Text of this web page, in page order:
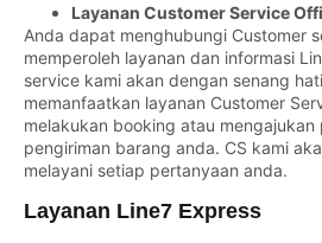
Layanan Customer Service
Anda dapat menghubungi Customer
memperoleh layanan dan informasi
service kami akan dengan senang
memanfaatkan layanan Customer
melakukan booking atau
pengiriman barang anda. CS kami
melayani setiap pertanyaan anda.
Layanan Line7 Express